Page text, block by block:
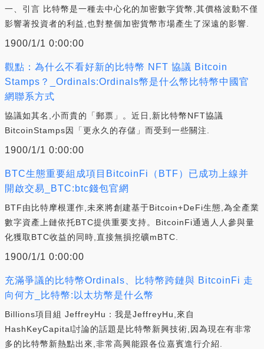
一、引言 比特幣是一種去中心化的加密數字貨幣,其價格波動不僅
影響著投資者的利益,也對整個加密貨幣市場產生了深遠的影響.
1900/1/1 0:00:00
觀點：為什么不看好新的比特幣 NFT 協議 Bitcoin
Stamps？_Ordinals:Ordinals幣是什么幣比特幣中國官
網聯系方式
協議如其名,小而貴的「郵票」。近日,新比特幣NFT協議
BitcoinStamps因「更永久的存儲」而受到一些關注.
1900/1/1 0:00:00
BTC生態重要組成項目BitcoinFi（BTF）已成功上線并
開啟交易_BTC:btc錢包官網
BTF由比特摩根運作,未來將創建基于Bitcoin+DeFi生態,為全產業
數字資產上鏈依托BTC提供重要支持。BitcoinFi通過人人參與量
化獲取BTC收益的同時,直接無損挖礦mBTC.
1900/1/1 0:00:00
充滿爭議的比特幣Ordinals、比特幣跨鏈與 BitcoinFi 走
向何方_比特幣:以太坊幣是什么幣
Billions項目組 JeffreyHu：我是JeffreyHu,來自
HashKeyCapital討論的話題是比特幣新興技術,因為現在有非常
多的比特幣新熱點出來,非常高興能跟各位嘉賓進行介紹.